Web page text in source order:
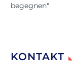
begegnen"
KONTAKT